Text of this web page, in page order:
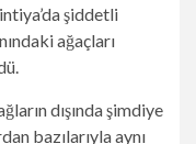
şiddetli
ağaçları
dışında şimdiye
bazılarıyla aynı